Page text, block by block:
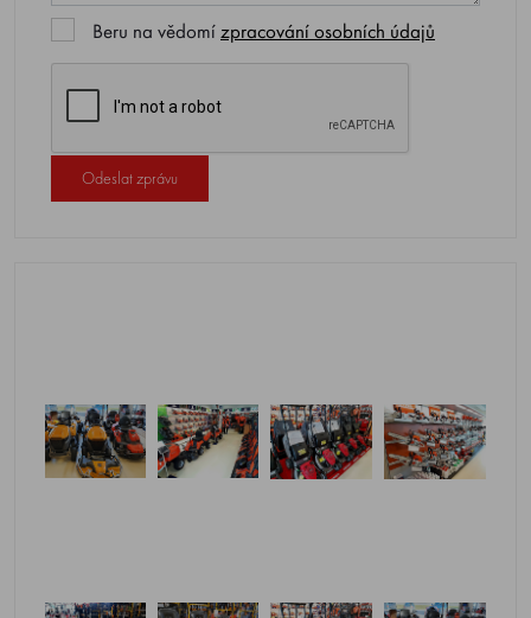
Beru na vědomízpracování osobních údajů